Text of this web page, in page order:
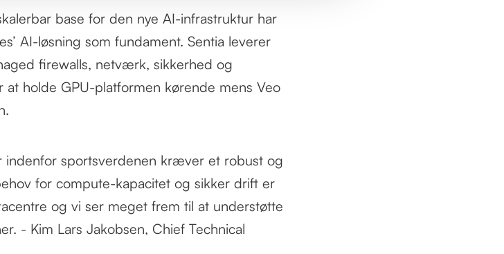
base for den nye AI-infrastruktur har
AI-løsning som fundament. Sentia leverer
firewalls, netværk, sikkerhed og
holde GPU-platformen kørende mens Veo
indenfor sportsverdenen kræver et robust og
for compute-kapacitet og sikker drift er
og vi ser meget frem til at understøtte
- Kim Lars Jakobsen, Chief Technical